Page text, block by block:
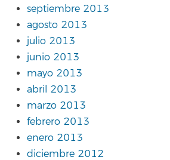
septiembre 2013
agosto 2013
julio 2013
junio 2013
mayo 2013
abril 2013
marzo 2013
febrero 2013
enero 2013
diciembre 2012